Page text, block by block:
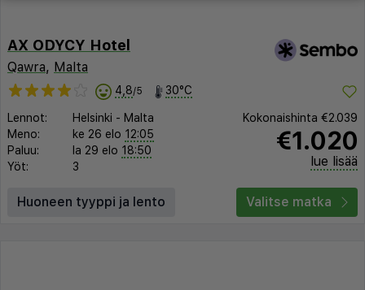
AX ODYCY Hotel
Qawra, Malta
4,8/5 30°C
Lennot: Helsinki - Malta
Meno:
ke 26 elo 12:05
Paluu:
la 29 elo 18:50
Yöt:
3
Kokonaishinta €2.039
€1.020
lue lisää
Huoneen tyyppi ja lento Valitse matka